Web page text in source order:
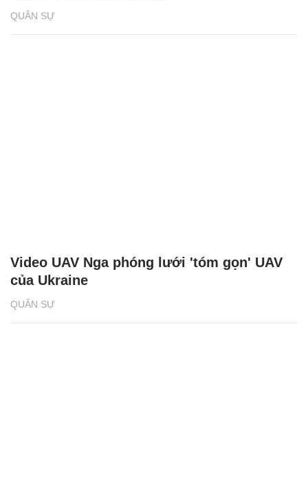
QUÂN SỰ
QUÂN SỰ
Video UAV Nga phóng lưới 'tóm gọn' UAV
của Ukraine